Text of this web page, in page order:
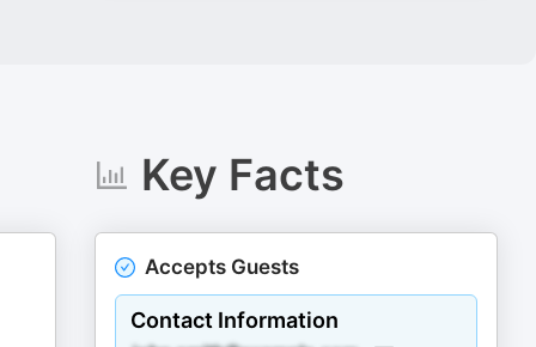
Key Facts
Accepts Guests
Contact Information